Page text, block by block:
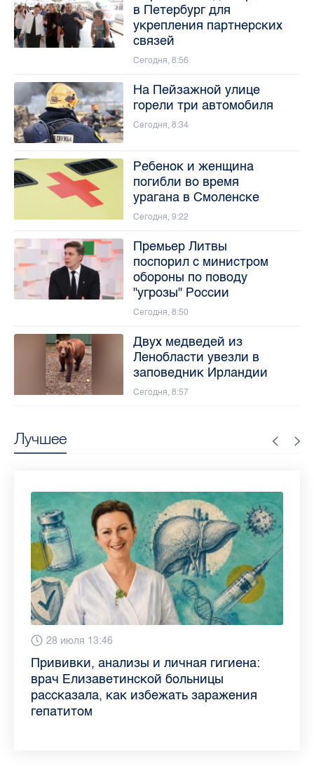
Лучшее
Вчера 9:02
Piter.TV находится в ТОП-10 рейтинга
самых цитируемых СМИ Петербурга и
Ленобласти во II квартале 2026 года
28 июля 13:46
Прививки, анализы и личная гигиена:
врач Елизаветинской больницы
рассказала, как избежать заражения
гепатитом
13 июля 9:05
Как обезопасить ребенка летом: советы
педиатра для родителей
3 июля 11:56
Проходные баллы в вузах СПб — 2026:
где самый высокий и самый низкий
конкурс
23 июня 9:10
Врач назвала неожиданные причины
воспаления ахиллова сухожилия летом
16 июня 11:37
Декрет без потери дохода: эксперт
рассказала о возможностях для
работающих родителей
11 июня 12:37
Что такое рассеянный склероз: невролог
Елизаветинской больницы ответила на
главные вопросы о заболевании
3 июня 10:02
Бамбл с вишней и лимонад с имбирем:
какие напитки можно приготовить дома
в жару
в Петербург для
укрепления партнерских
связей
Сегодня, 8:56
На Пейзажной улице
горели три автомобиля
Сегодня, 8:34
Ребенок и женщина
погибли во время
урагана в Смоленске
Сегодня, 9:22
Премьер Литвы
поспорил с министром
обороны по поводу
"угрозы" России
Сегодня, 8:50
Двух медведей из
Ленобласти увезли в
заповедник Ирландии
Сегодня, 8:57